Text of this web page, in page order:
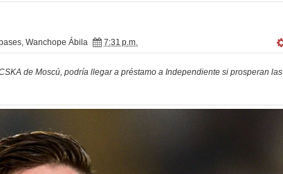
, Wanchope Ábila 7:31 p.m.
de Moscú, podría llegar a préstamo a Independiente si prosperan las